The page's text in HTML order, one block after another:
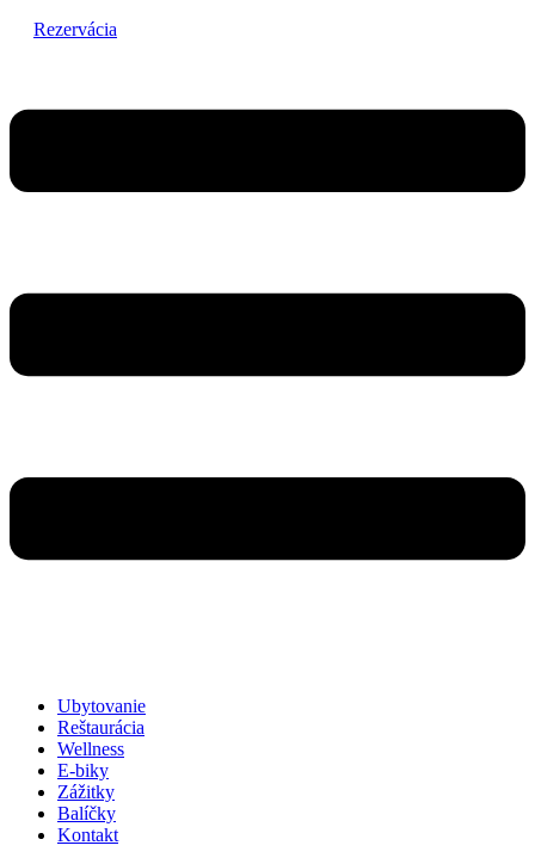
Rezervácia
Ubytovanie
Reštaurácia
Wellness
E-biky
Zážitky
Balíčky
Kontakt